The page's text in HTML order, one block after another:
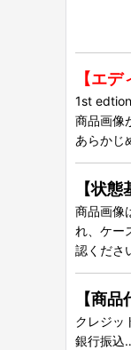
【エ
1st
商品画像
あらかじ
【状態
商品画像
れ、ケー
認くださ
【商
クレジッ
銀行振込